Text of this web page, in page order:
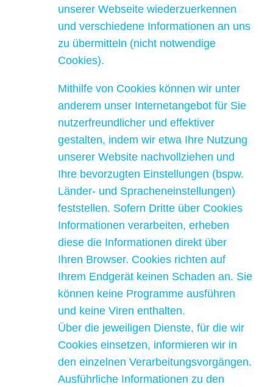
unserer Webseite wiederzuerkennen
und verschiedene Informationen an uns
zu übermitteln (nicht notwendige
Cookies).
Mithilfe von Cookies können wir unter
anderem unser Internetangebot für Sie
nutzerfreundlicher und effektiver
gestalten, indem wir etwa Ihre Nutzung
unserer Website nachvollziehen und
Ihre bevorzugten Einstellungen (bspw.
Länder- und Spracheneinstellungen)
feststellen. Sofern Dritte über Cookies
Informationen verarbeiten, erheben
diese die Informationen direkt über
Ihren Browser. Cookies richten auf
Ihrem Endgerät keinen Schaden an. Sie
können keine Programme ausführen
und keine Viren enthalten.
Über die jeweiligen Dienste, für die wir
Cookies einsetzen, informieren wir in
den einzelnen Verarbeitungsvorgängen.
Ausführliche Informationen zu den